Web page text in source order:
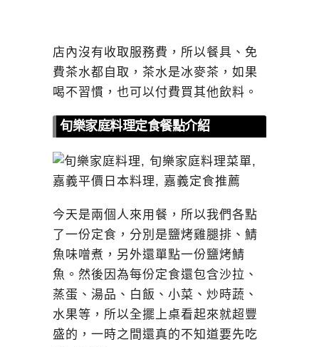
店內沒有收取服務費，所以餐具、免
費茶水都自取，茶水是冰麥茶，如果
喝不習慣，也可以付費買其他飲料。
旬樂家庭料理定食餐點介紹
今天是兩個人來用餐，所以我們各點
了一份定食，分別是鹽烤雞腿排、鯖
魚味噌煮，另外還單點一份鹽烤鯖
魚。然後因為每份定食還包含沙拉、
蒸蛋、湯品、白飯、小菜、炒時蔬、
水果等，所以全擺上桌看起來就超豐
盛的，一時之間還真的不知道要先吃